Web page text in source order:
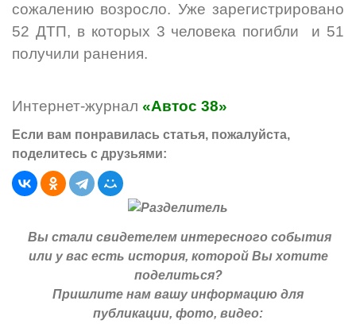
сожалению возросло. Уже зарегистрировано
52 ДТП, в которых 3 человека погибли и 51
получили ранения.
Интернет-журнал «Автос 38»
Если вам понравилась статья, пожалуйста,
поделитесь с друзьями:
Вы стали свидетелем интересного события
или у вас есть история, которой Вы хотите
поделиться?
Пришлите нам вашу информацию для
публикации, фото, видео: